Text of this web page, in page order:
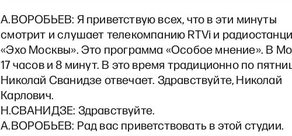
А.ВОРОБЬЕВ: Я приветствую всех, что в эти минуты
смотрит и слушает телекомпанию RTVi и
«Эхо Москвы». Это программа «Особое мнение». В
17 часов и 8 минут. В это время традиционно по
Николай Сванидзе отвечает. Здравствуйте, Николай
Карлович.
Н.СВАНИДЗЕ: Здравствуйте.
А.ВОРОБЬЕВ: Рад вас приветствовать в этой студии.